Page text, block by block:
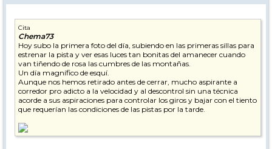
Cita
Chema73
Hoy subo la primera foto del día, subiendo en las primeras sillas para
estrenar la pista y ver esas luces tan bonitas del amanecer cuando
van tiñendo de rosa las cumbres de las montañas.
Un día magnífico de esquí.
Aunque nos hemos retirado antes de cerrar, mucho aspirante a
corredor pro adicto a la velocidad y al descontrol sin una técnica
acorde a sus aspiraciones para controlar los giros y bajar con el tiento
que requerían las condiciones de las pistas por la tarde.